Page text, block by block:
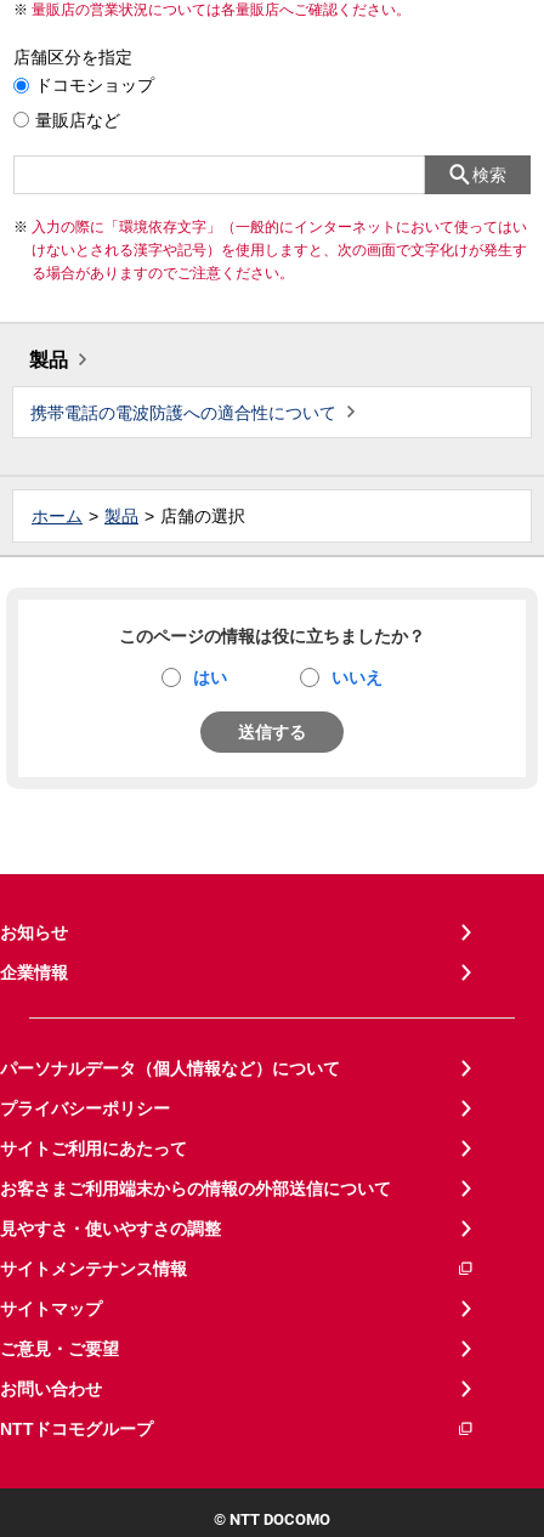
量販店の営業状況については各量販店へご確認ください。
店舗区分を指定
ドコモショップ
量販店など
検索
入力の際に「環境依存文字」（一般的にインターネットにおいて使ってはい
けないとされる漢字や記号）を使用しますと、次の画面で文字化けが発生す
る場合がありますのでご注意ください。
製品
携帯電話の電波防護への適合性について
ホーム 製品 店舗の選択
このページの情報は役に立ちましたか？
はい いいえ
送信する
お知らせ
企業情報
パーソナルデータ（個人情報など）について
プライバシーポリシー
サイトご利用にあたって
お客さまご利用端末からの情報の外部送信について
見やすさ・使いやすさの調整
サイトメンテナンス情報
サイトマップ
ご意見・ご要望
お問い合わせ
NTTドコモグループ
© NTT DOCOMO